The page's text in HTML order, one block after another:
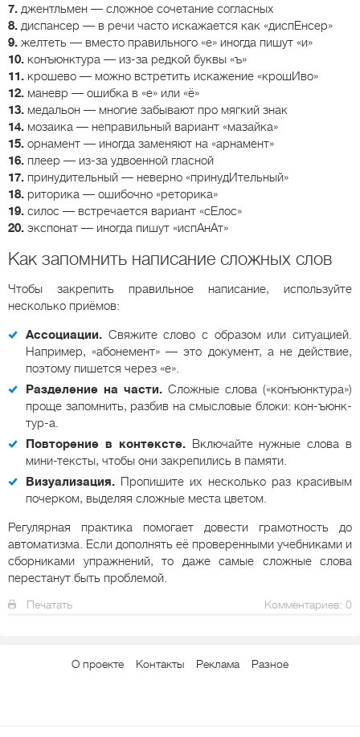
7. джентльмен — сложное сочетание согласных
8. диспансер — в речи часто искажается как «диспЕнсер»
9. желтеть — вместо правильного «е» иногда пишут «и»
10. конъюнктура — из-за редкой буквы «ъ»
11. крошево — можно встретить искажение «крошИво»
12. маневр — ошибка в «е» или «ё»
13. медальон — многие забывают про мягкий знак
14. мозаика — неправильный вариант «мазайка»
15. орнамент — иногда заменяют на «арнамент»
16. плеер — из-за удвоенной гласной
17. принудительный — неверно «принудИтельный»
18. риторика — ошибочно «реторика»
19. силос — встречается вариант «сЕлос»
20. экспонат — иногда пишут «испАнАт»
Как запомнить написание сложных слов
Чтобы закрепить правильное написание, используйте
несколько приёмов:
Ассоциации. Свяжите слово с образом или ситуацией.
Например, «абонемент» — это документ, а не действие,
поэтому пишется через «е».
Разделение на части. Сложные слова («конъюнктура»)
проще запомнить, разбив на смысловые блоки: кон-ъюнк-
тур-а.
Повторение в контексте.Включайте нужные слова в
мини-тексты, чтобы они закрепились в памяти.
Визуализация. Пропишите их несколько раз красивым
почерком, выделяя сложные места цветом.
Регулярная практика помогает довести грамотность до
автоматизма. Если дополнять её проверенными учебниками и
сборниками упражнений, то даже самые сложные слова
перестанут быть проблемой.
Печатать Комментариев: 0
О проекте Контакты Реклама Разное